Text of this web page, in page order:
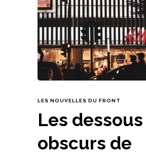
LES NOUVELLES DU FRONT
Les dessous
obscurs de